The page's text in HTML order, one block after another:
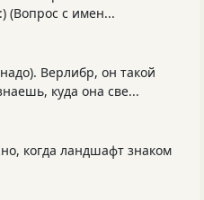
(Вопрос с имен...
Верлибр, он такой
куда она све...
когда ландшафт знаком